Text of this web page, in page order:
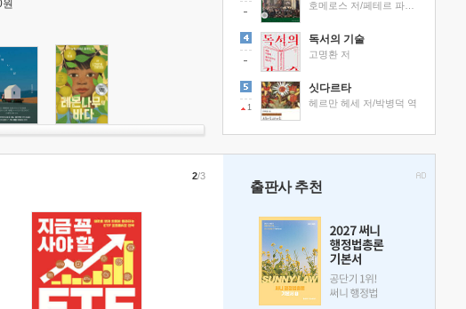
독서의 기술
고명환 저
1
싯다르타
헤르만 헤세 저/박병덕 역
2/3
출판사 추천